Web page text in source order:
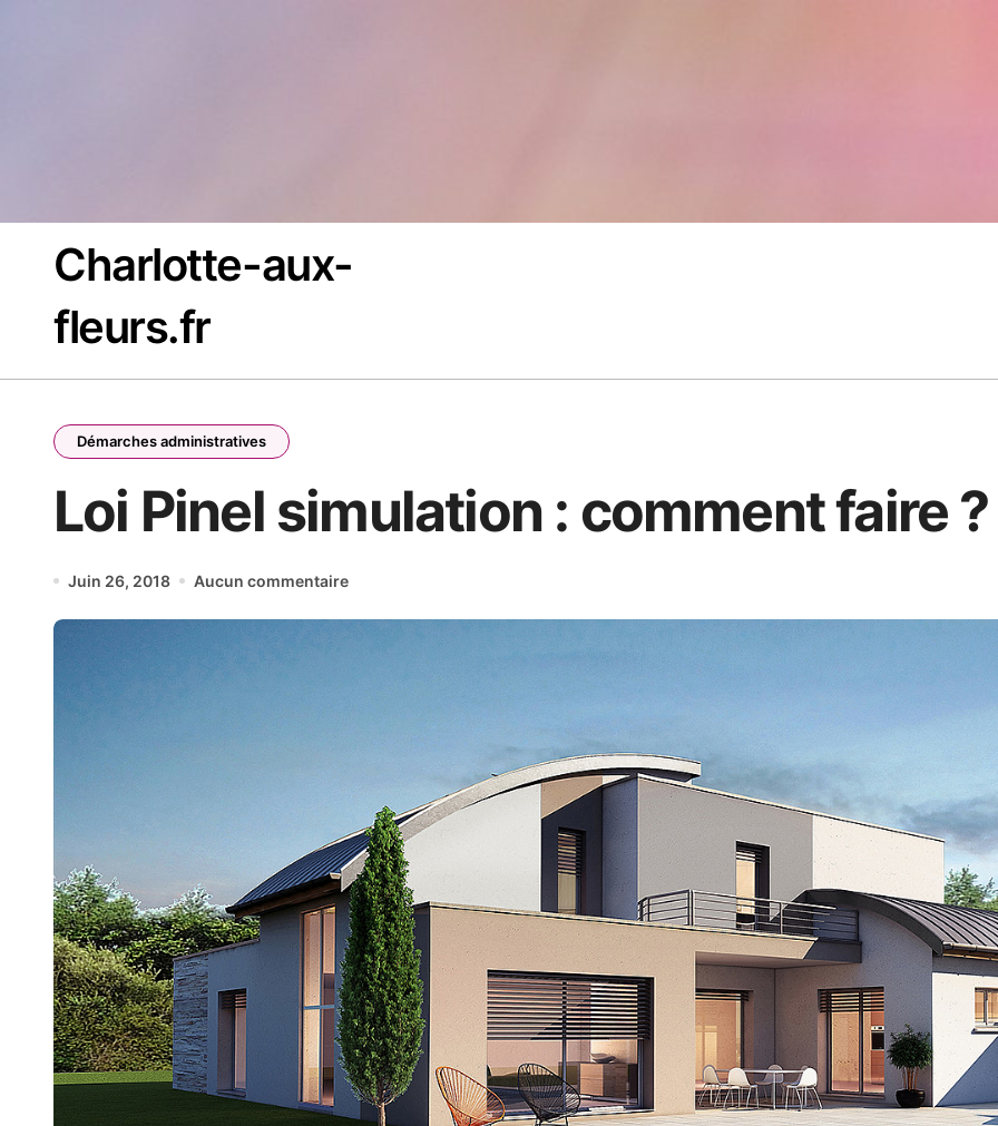
Charlotte-aux-
fleurs.fr
Démarches administratives
Loi Pinel simulation : comment faire ?
Juin 26, 2018 Aucun commentaire